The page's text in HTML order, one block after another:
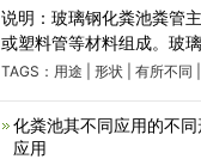
说明：玻璃钢化粪池粪管
或塑料管等材料组成。玻
高强、耐腐蚀的非金属管
芯模上，并在纤维
TAGS： 用途 形状| 有所不同
化粪池其不同应用的不
应用